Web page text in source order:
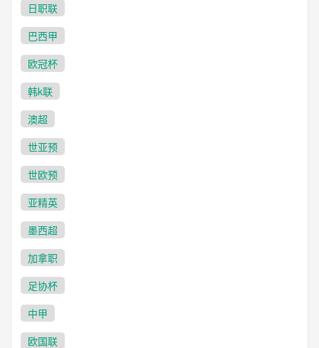
日职联
巴西甲
欧冠杯
韩k联
澳超
世亚预
世欧预
亚精英
墨西超
加拿职
足协杯
中甲
欧国联